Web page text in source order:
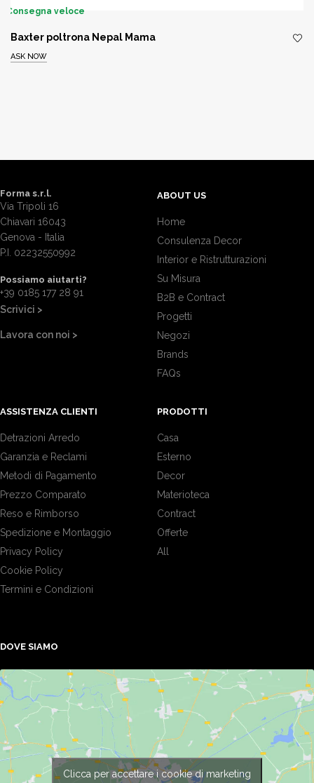
Consegna veloce
Baxter poltrona Nepal Mama
ASK NOW
Forma s.r.l.
Via Tripoli 16
Chiavari 16043
Genova - Italia
P.I. 02232550992
Possiamo aiutarti?
+39 0185 177 28 91
Scrivici >
Lavora con noi >
ABOUT US
Home
Consulenza Decor
Interior e Ristrutturazioni
Su Misura
B2B e Contract
Progetti
Negozi
Brands
FAQs
ASSISTENZA CLIENTI
Detrazioni Arredo
Garanzia e Reclami
Metodi di Pagamento
Prezzo Comparato
Reso e Rimborso
Spedizione e Montaggio
Privacy Policy
Cookie Policy
Termini e Condizioni
PRODOTTI
Casa
Esterno
Decor
Materioteca
Contract
Offerte
All
DOVE SIAMO
Clicca per accettare i cookie di marketing